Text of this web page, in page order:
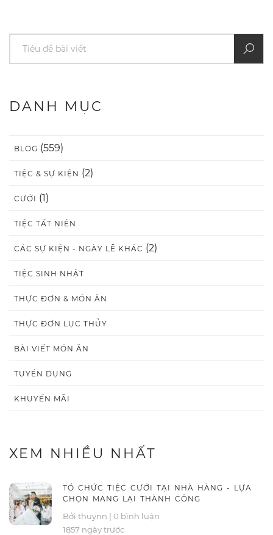
DANH MỤC
BLOG (559)
TIỆC & SỰ KIỆN (2)
CƯỚI (1)
TIỆC TẤT NIÊN
CÁC SỰ KIỆN - NGÀY LỄ KHÁC (2)
TIỆC SINH NHẬT
THỰC ĐƠN & MÓN ĂN
THỰC ĐƠN LỤC THỦY
BÀI VIẾT MÓN ĂN
TUYỂN DỤNG
KHUYẾN MÃI
XEM NHIỀU NHẤT
TỔ CHỨC TIỆC CƯỚI TẠI NHÀ HÀNG - LỰA
CHỌN MANG LẠI THÀNH CÔNG
Bởi thuynn | 0 bình luận
1857 ngày trước